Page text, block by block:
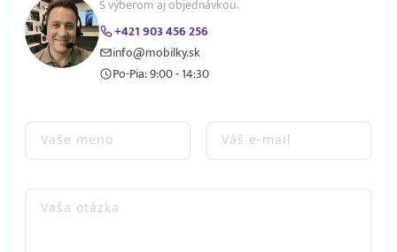
S výberom aj objednávkou.
+421 903 456 256
info@mobilky.sk
Po-Pia: 9:00 - 14:30